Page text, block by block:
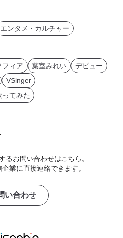
エンタメ・カルチャー
フィア 葉室みれい
デビュー
VSinger
ってみた
るお問い合わせはこちら。
業に直接連絡できます。
い合わせ